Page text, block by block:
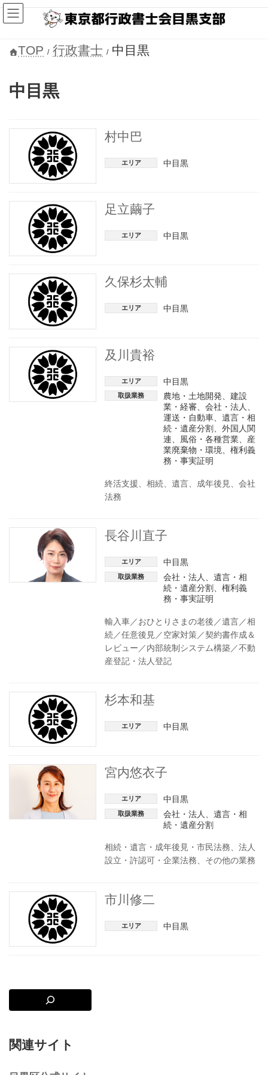
コ
ン
テ
ナ
ビ
ゲ
TOP 行政書士 中目黒
中目黒
村中巴
エリア 中目黒
足立繭子
エリア 中目黒
久保杉太輔
エリア 中目黒
及川貴裕
エリア 中目黒
取扱業務 農地・土地開発、建設
業・経審、会社・法人、
運送・自動車、遺言・相
続・遺産分割 、外国人関
連、 風俗・各種営業、 産
業廃棄物・環境、権利義
務・事実証明
終活支援、相続、遺言、成年後見、会社
法務
長谷川直子
エリア 中目黒
取扱業務 会社・法人 、遺言・相
続・遺産分割
、権利義
務・事実証明
輸入車／おひとりさまの老後／遺言／相
続／任意後見／空家対策／契約書作成＆
レビュー／内部統制システム構築／不動
産登記・法人登記
杉本和基
エリア 中目黒
宮内悠衣子
エリア 中目黒
取扱業務 会社・法人 、遺言・相
続・遺産分割
相続・遺言・成年後見・市民法務、法人
設立・許認可・企業法務、その他の業務
市川修二
エリア 中目黒
関連サイト